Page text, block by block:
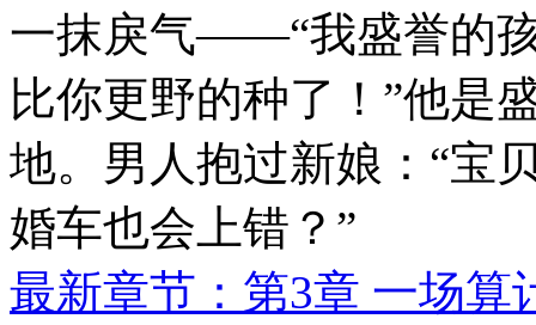
一抹戾气——“我盛誉的
比你更野的种了！”他是
地。男人抱过新娘：“宝
婚车也会上错？”
最新章节：第3章 一场算